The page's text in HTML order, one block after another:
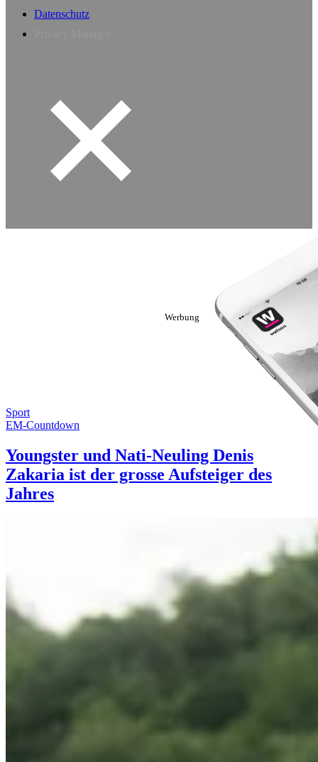
Datenschutz
Sport
EM-Countdown
Youngster und Nati-Neuling Denis
Zakaria ist der grosse Aufsteiger des
Jahres